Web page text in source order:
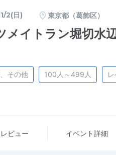
2(日) 東京都（葛飾区）
メイトラン堀切水
その他 100人～499人
レビュー イベント詳細